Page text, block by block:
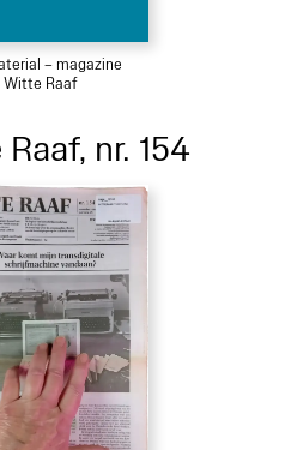
– magazine
Witte Raaf
nr. 154